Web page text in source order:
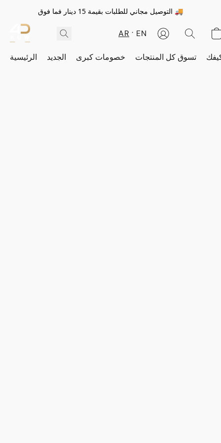
التوصيل مجاني للطلبات بقيمة 15 دينار فما فوق 🚚
AR EN
الرئيسية الجديد خصومات كبرى تسوق كل المنتجات